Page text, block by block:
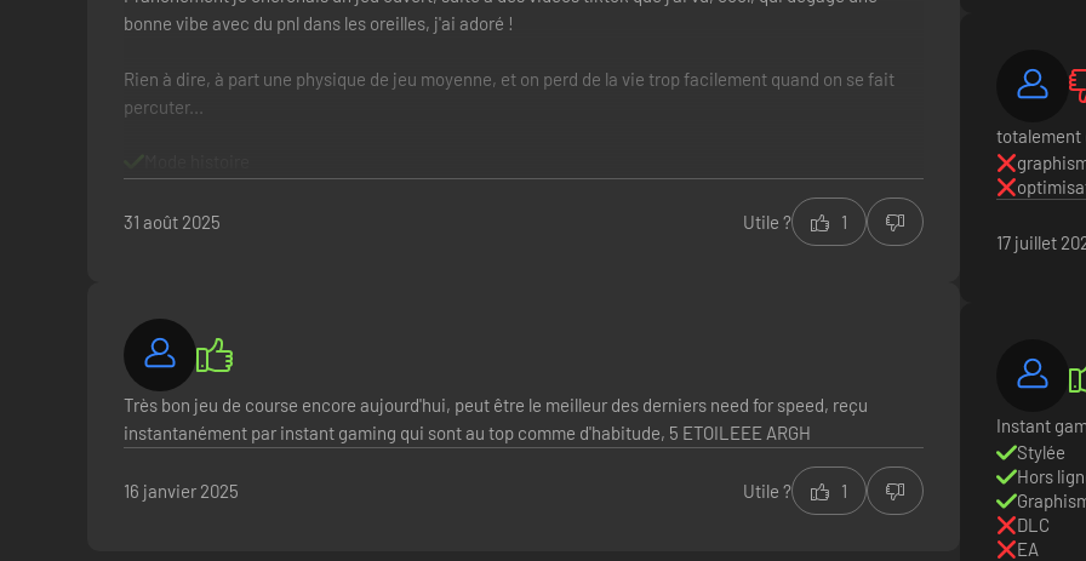
bonne vibe avec du pnl dans les oreilles, j'ai adoré !
Rien à dire, à part une physique de jeu moyenne, et on perd de la vie trop facilement quand on se fait
percuter...
Monde Ouvert
Physique de jeu moyenne
31 août 2025 Utile ? 1
Très bon jeu de course encore aujourd'hui, peut être le meilleur des derniers need for speed, reçu
instantanément par instant gaming qui sont au top comme d'habitude, 5 ETOILEEE ARGH
16 janvier 2025 Utile ? 1
limité
musique
Bref, jvais
totalement
17 juillet
Instant
Stylée
Hors
DLC
EA